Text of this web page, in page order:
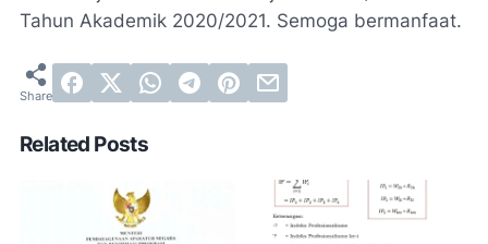
Tahun Akademik 2020/2021. Semoga bermanfaat.
Related Posts